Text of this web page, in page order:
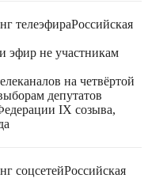
телеэфираРоссийская
эфир не участникам
на четвёртой
депутатов
IX созыва,
соцсетейРоссийская